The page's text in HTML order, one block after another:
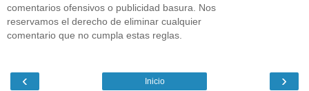
comentarios ofensivos o publicidad basura. Nos
reservamos el derecho de eliminar cualquier
comentario que no cumpla estas reglas.
‹ ›
Inicio